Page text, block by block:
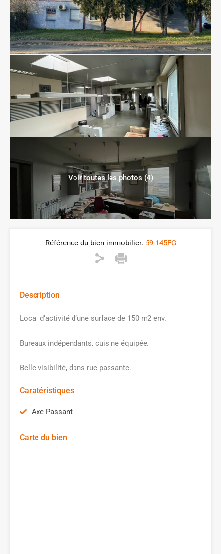
Voir toutes les photos (4)
Référence du bien immobilier: 59-145FG
Description
Local d’activité d’une surface de 150 m2 env.
Bureaux indépendants, cuisine équipée.
Belle visibilité, dans rue passante.
Caratéristiques
Axe Passant
Carte du bien